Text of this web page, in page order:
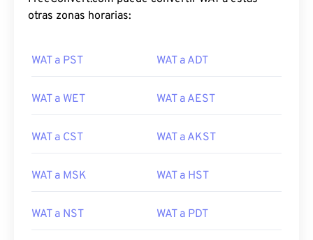
otras zonas horarias:
WAT a PST WAT a ADT
WAT a WET WAT a AEST
WAT a CST WAT a AKST
WAT a MSK WAT a HST
WAT a NST WAT a PDT